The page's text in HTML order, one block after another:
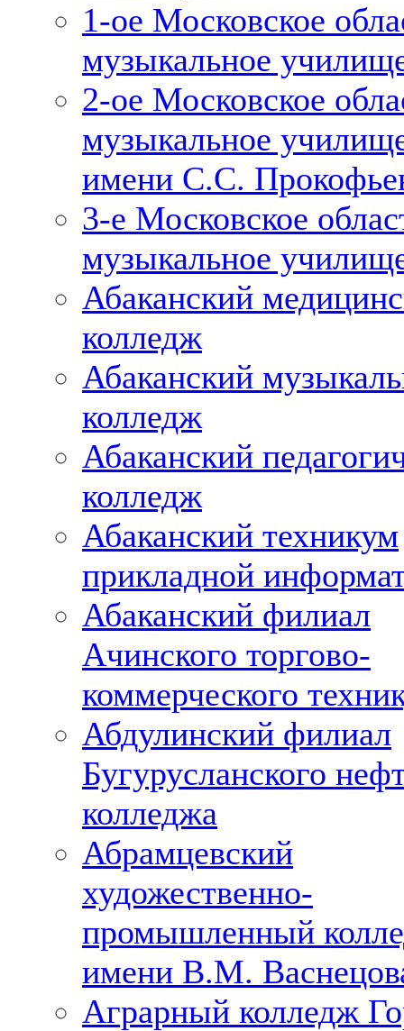
1-ое Московское
музыкальное
2-ое Московское
музыкальное
имени С.С.
3-е Московское
музыкальное
Абаканский
колледж
Абаканский
колледж
Абаканский
колледж
Абаканский техникум
прикладной
Абаканский филиал
Ачинского торгово-
коммерческого
Абдулинский филиал
Бугурусланского
колледжа
Абрамцевский
художественно-
промышленный
имени В.М.
Аграрный колледж